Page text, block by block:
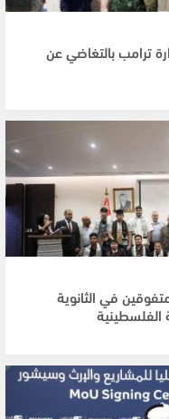
ترامب بالتغاضي عن
في الثانوية
الفلسطينية